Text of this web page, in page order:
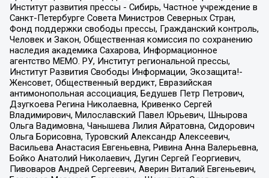
Институт развития прессы - Сибирь, Частное учреждение в
Санкт-Петербурге Совета Министров Северных Стран,
Фонд поддержки свободы прессы, Гражданский контроль,
Человек и Закон, Общественная комиссия по сохранению
наследия академика Сахарова, Информационное
агентство МЕМО. РУ, Институт региональной прессы,
Институт Развития Свободы Информации, Экозащита!-
Женсовет, Общественный вердикт, Евразийская
антимонопольная ассоциация, Бедушев Петр Петрович,
Дзугкоева Регина Николаевна, Кривенко Сергей
Владимирович, Милославский Павел Юрьевич, Шнырова
Ольга Вадимовна, Чанышева Лилия Айратовна, Сидорович
Ольга Борисовна, Туровский Александр Алексеевич,
Васильева Анастасия Евгеньевна, Ривина Анна Валерьевна,
Бойко Анатолий Николаевич, Дугин Сергей Георгиевич,
Пивоваров Андрей Сергеевич, Аверин Виталий Евгеньевич,